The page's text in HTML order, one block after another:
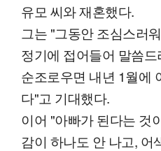
유모 씨와 재혼했다.
그는 "그동안 조심스러
정기에 접어들어 말씀
순조로우면 내년 1월에
다"고 기대했다.
이어 "아빠가 된다는 것
감이 하나도 안 나고, 어